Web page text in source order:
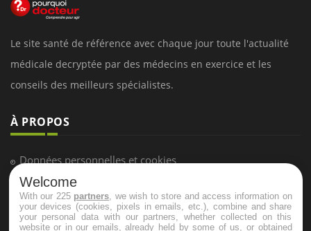
Le site santé de référence avec chaque jour toute l'actualité
médicale decryptée par des médecins en exercice et les
conseils des meilleurs spécialistes.
À PROPOS
Données personnelles et cookies
Qui sommes-nous
Conditions d'utilisation
Plan du site
Welcome
With our 225 partners , we wish to store and access information on
your devices (cookies, pixels in emails, etc.), combine and share
your personal data with our partners, whether collected on this
website or in our emails, already held by some of us, or obtained